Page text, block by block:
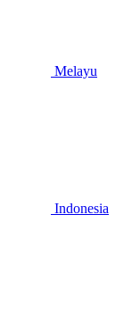
Melayu
Indonesia